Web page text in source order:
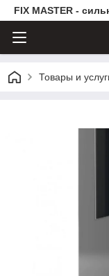
FIX MASTER -
Товары и